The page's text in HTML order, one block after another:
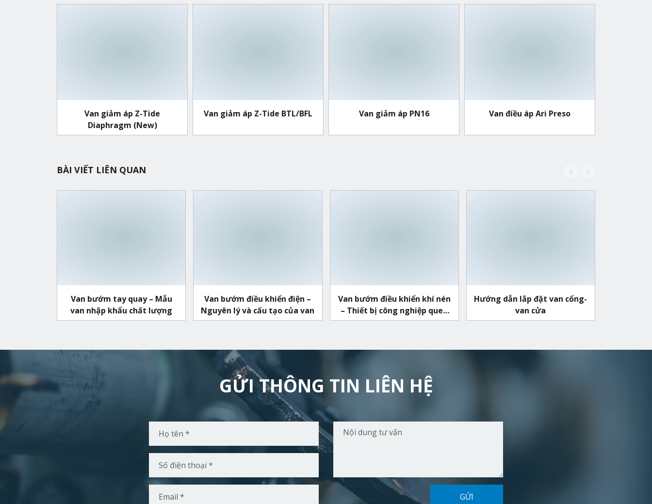
Van giảm áp Z-Tide
Diaphragm (New)
Van giảm áp Z-Tide BTL/BFL Van giảm áp PN16 Van điều áp Ari Preso
BÀI VIẾT LIÊN QUAN
Van bướm tay quay – Mẫu
van nhập khẩu chất lượng
Van bướm điều khiển điện –
Nguyên lý và cấu tạo của van
Van bướm điều khiển khí nén
– Thiết bị công nghiệp quen
thuộc
Hướng dẫn lắp đặt van cổng-
van cửa
GỬI THÔNG TIN LIÊN HỆ
GỬI